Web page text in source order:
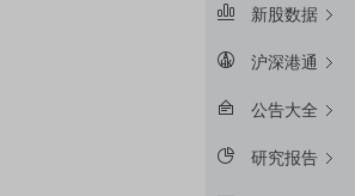
新股数据
沪深港通
公告大全
研究报告